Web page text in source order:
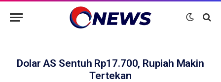
Dolar AS Sentuh Rp17.700, Rupiah Makin
Tertekan